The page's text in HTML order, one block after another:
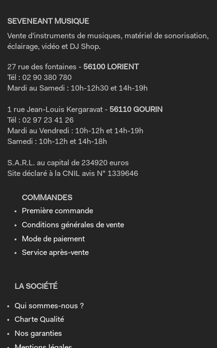
SEVENEANT MUSIQUE
Vente d'instruments de musiques, matériel de sonorisation,
éclairage, vidéo et DJ Shop.
27 rue des fontaines - 56100 LORIENT
Tél : 02 90 380 780
Mardi au Samedi : 10h-12h30 et 14h-19h
1 rue Jean-Louis Kergaravat - 56110 GOURIN
Tél : 02 97 23 41 26
Mardi au Vendredi : 10h-12h et 14h-19h
Samedi : 10h-12h et 14h-18h
S.A.R.L. au capital de 234920 euros
Site déclaré à la CNIL avis N° 1339646
COMMANDES
Première commande
Conditions générales de vente
Mode de paiement
Service après-vente
LA SOCIÉTÉ
Qui sommes-nous ?
Charte Qualité
Nos garanties